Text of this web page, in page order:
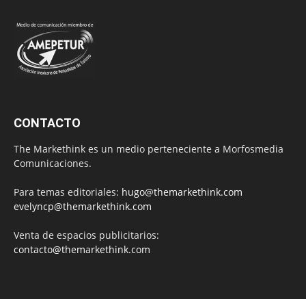
CONTACTO
The Markethink es un medio perteneciente a Morfosmedia
Comunicaciones.
Para temas editoriales: hugo@themarkethink.com
evelyncp@themarkethink.com
Venta de espacios publicitarios:
contacto@themarkethink.com